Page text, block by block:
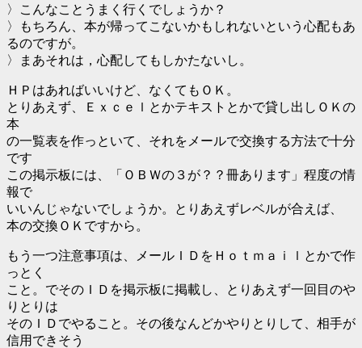
〉こんなことうまく行くでしょうか？
〉もちろん、本が帰ってこないかもしれないという心配もあ
るのですが。
〉まあそれは，心配してもしかたないし。
ＨＰはあればいいけど、なくてもＯＫ。
とりあえず、Ｅｘｃｅｌとかテキストとかで貸し出しＯＫの
本
の一覧表を作っといて、それをメールで交換する方法で十分
です
この掲示板には、「ＯＢＷの３が？？冊あります」程度の情
報で
いいんじゃないでしょうか。とりあえずレベルが合えば、
本の交換ＯＫですから。
もう一つ注意事項は、メールＩＤをＨｏｔｍａｉｌとかで作
っとく
こと。でそのＩＤを掲示板に掲載し、とりあえず一回目のや
りとりは
そのＩＤでやること。その後なんどかやりとりして、相手が
信用できそう